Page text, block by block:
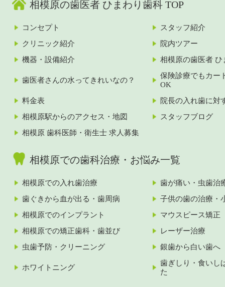
相模原の歯医者 ひまわり歯科 TOP
コンセプト
スタッフ紹介
クリニック紹介
院内ツアー
機器・設備紹介
相模原の歯医者 ひ
歯医者さんの水ってきれいなの？
保険診療でもカー
OK
料金表
院長の入れ歯に対
相模原駅からのアクセス・地図
スタッフブログ
相模原 歯科医師・衛生士 求人募集
相模原での歯科治療・お悩み一覧
相模原での入れ歯治療
歯が痛い・虫歯治
歯ぐきから血が出る・歯周病
子供の歯の治療・
相模原でのインプラント
マウスピース矯正
相模原での矯正歯科・歯並び
レーザー治療
虫歯予防・クリーニング
銀歯から白い歯へ
ホワイトニング
歯ぎしり・食いし
た